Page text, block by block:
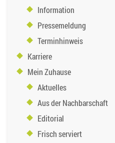
Information
Pressemeldung
Terminhinweis
Karriere
Mein Zuhause
Aktuelles
Aus der Nachbarschaft
Editorial
Frisch serviert